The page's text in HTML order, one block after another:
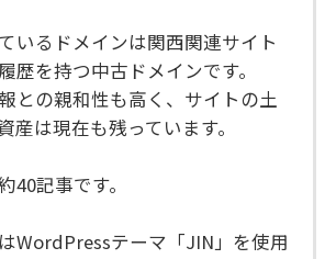
いるドメインは関西関連サイト
歴を持つ中古ドメインです。
との親和性も高く、サイトの土
産は現在も残っています。
40記事です。
WordPressテーマ「JIN」を使用